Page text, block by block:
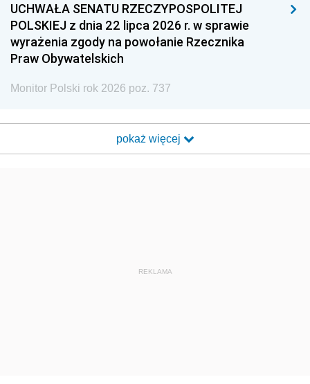
UCHWAŁA SENATU RZECZYPOSPOLITEJ
POLSKIEJ z dnia 22 lipca 2026 r. w sprawie
wyrażenia zgody na powołanie Rzecznika
Praw Obywatelskich
Monitor Polski rok 2026 poz. 737
pokaż więcej
REKLAMA